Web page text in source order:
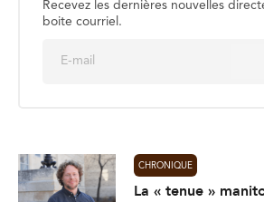
Recevez les dernières nouvelles
boite courriel.
CHRONIQUE
La « tenue »